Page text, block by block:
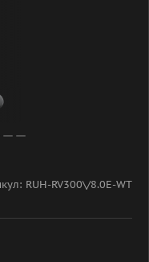
RUH-RV300\/8.0E-WT